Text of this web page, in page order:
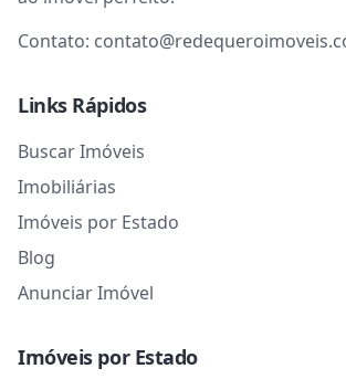
Contato:
Links Rápidos
Buscar Imóveis
Imobiliárias
Imóveis por Estado
Blog
Anunciar Imóvel
Imóveis por Estado